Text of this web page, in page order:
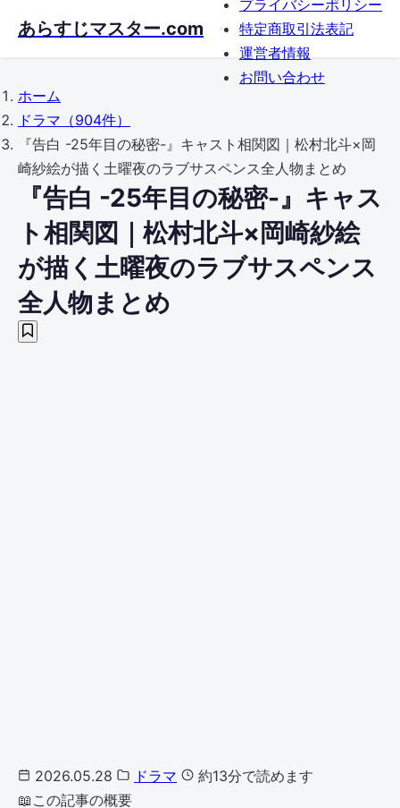
あらすじマスター.com
プライバシーポリシー
特定商取引法表記
運営者情報
お問い合わせ
ホーム
ドラマ （904件）
『告白 -25年目の秘密-』キャスト相関図｜松村北斗×岡
崎紗絵が描く土曜夜のラブサスペンス全人物まとめ
『告白 -25年目の秘密-』キャス
ト相関図｜松村北斗×岡崎紗絵
が描く土曜夜のラブサスペンス
全人物まとめ
2026.05.28 ドラマ
約13分で読めます
📖 この記事の概要